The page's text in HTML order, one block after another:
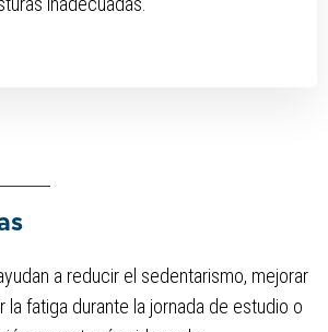
a reducir el sedentarismo, mejorar
la fatiga durante la jornada de estudio o